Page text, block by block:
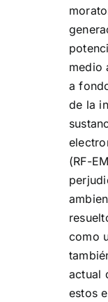
medio
a
de la
(RF-
como
actual
estos